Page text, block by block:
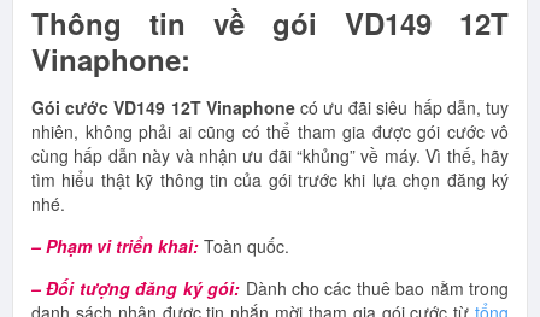
Thông tin về gói VD149 12T
Vinaphone:
Gói cước VD149 12T Vinaphonecó ưu đãi siêu hấp dẫn, tuy
nhiên, không phải ai cũng có thể tham gia được gói cước vô
cùng hấp dẫn này và nhận ưu đãi “khủng” về máy. Vì thế, hãy
tìm hiểu thật kỹ thông tin của gói trước khi lựa chọn đăng ký
nhé.
– Phạm vi triển khai: Toàn quốc.
– Đối tượng đăng ký gói: Dành cho các thuê bao nằm trong
danh sách nhận được tin nhắn mời tham gia gói cước từ tổng